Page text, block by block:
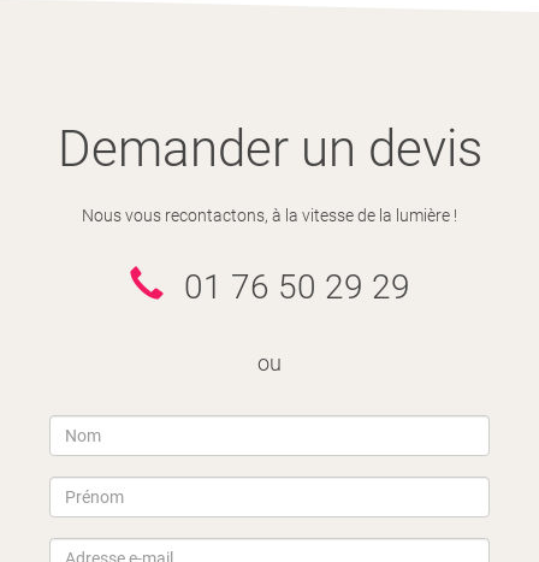
Demander un devis
Nous vous recontactons, à la vitesse de la lumière !
01 76 50 29 29
ou